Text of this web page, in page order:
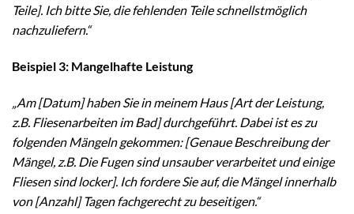
Teile]. Ich bitte Sie, die fehlenden Teile schnellstmöglich
nachzuliefern.“
Beispiel 3: Mangelhafte Leistung
„Am [Datum] haben Sie in meinem Haus [Art der Leistung,
z.B. Fliesenarbeiten im Bad] durchgeführt. Dabei ist es zu
folgenden Mängeln gekommen: [Genaue Beschreibung der
Mängel, z.B. Die Fugen sind unsauber verarbeitet und einige
Fliesen sind locker]. Ich fordere Sie auf, die Mängel innerhalb
von [Anzahl] Tagen fachgerecht zu beseitigen.“